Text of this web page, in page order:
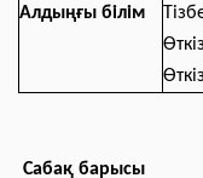
Алдыңғы білім
Сабақ барысы